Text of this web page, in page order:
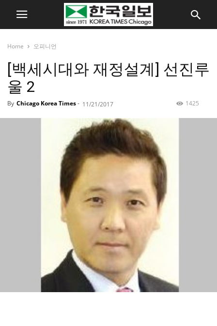
Home 오피니언
[백세시대와 재정설계] 선진루
울 2
By Chicago Korea Times- 11/21/2017 1425